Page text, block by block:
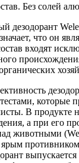
Без солей
дезодорант
что он
входят
которые
В продукте
а при его
животными
ярым
выпускается